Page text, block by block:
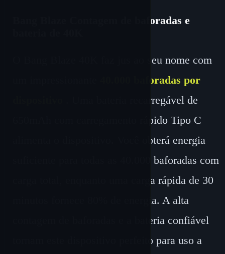
Bang Blaze Contagem de baforadas e
O Bang Blaze 40K faz jus ao seu nome com
40.000 baforadas por
. Uma bateria recarregável de
650mAh com carregamento rápido Tipo C
alimenta o dispositivo. Você obterá energia
suficiente para todas as 40.000 baforadas com
carga total, enquanto uma carga rápida de 30
minutos fornece 80% de energia. A alta
contagem de baforadas e a bateria confiável
tornam este dispositivo perfeito para uso a